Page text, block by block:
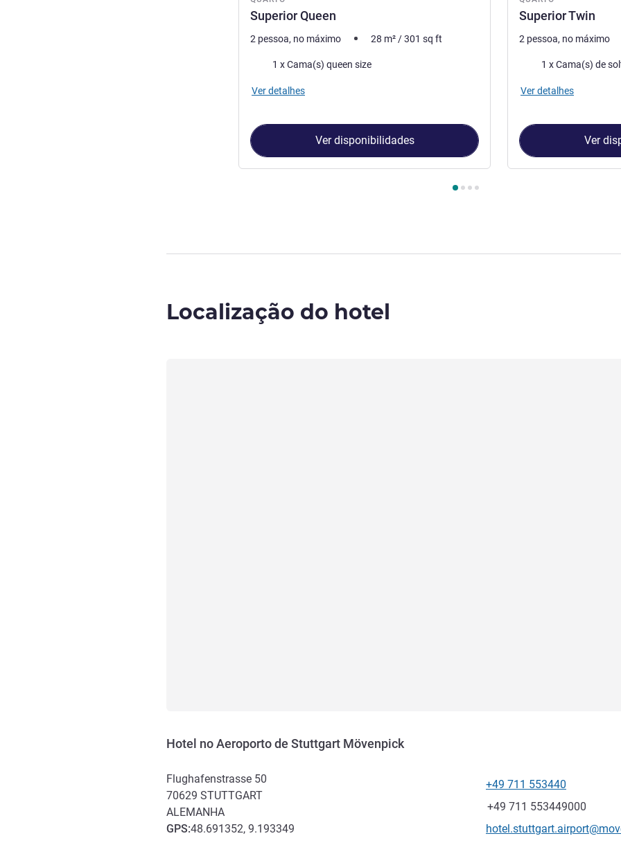
Superior Queen
2 pessoa, no máximo 28 m² /301 sq ft
Roupa de cama
1 x Cama(s) queen size
Ver detalhes
Ver disponibilidades
Superior Twin
2 pessoa, no máximo
Roupa de cama
1 x Cama(s) de
Ver detalhes
Ver
Localização do hotel
Hotel no Aeroporto de Stuttgart Mövenpick
Flughafenstrasse 50
70629 STUTTGART
ALEMANHA
GPS:48.691352, 9.193349
Telefone
+49 711 553440
Fax
+49 711 553449000
E-mail de contato